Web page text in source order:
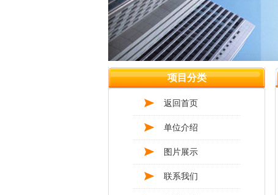
项目分类
返回首页
单位介绍
图片展示
联系我们